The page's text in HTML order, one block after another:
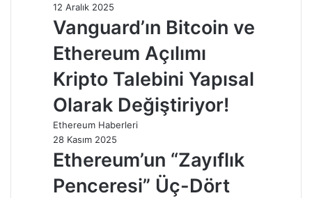
12 Aralık 2025
Vanguard’ın Bitcoin ve
Ethereum Açılımı
Kripto Talebini Yapısal
Olarak Değiştiriyor!
Ethereum Haberleri
28 Kasım 2025
Ethereum’un “Zayıflık
Penceresi” Üç-Dört